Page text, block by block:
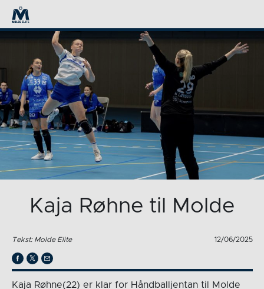
Kaja Røhne til Molde
Tekst: Molde Elite 12/06/2025
Kaja Røhne(22) er klar for Håndballjentan til Molde